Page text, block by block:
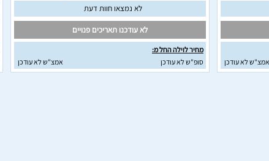
אמצ"ש לא עודכן
לא נמצאו חוות דעת
לא עודכנו תאריכים פנויים
מחיר לוילה החל מ:
סופ"ש לא עודכן
אמצ"ש לא עודכן